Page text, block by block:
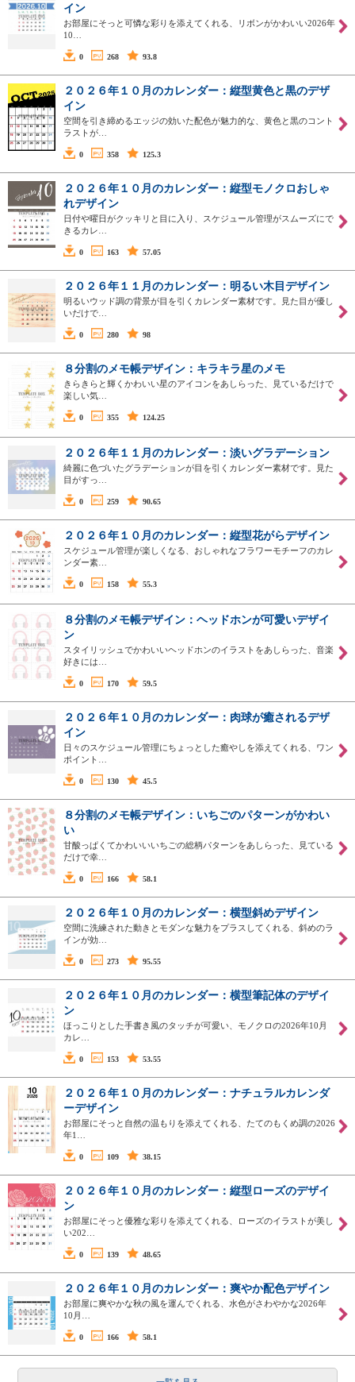
イン
お部屋にそっと可憐な彩りを添えてくれる、リボンがかわいい2026年
10…
0 268 93.8
２０２６年１０月のカレンダー：縦型黄色と黒のデザ
イン
空間を引き締めるエッジの効いた配色が魅力的な、黄色と黒のコント
ラストが…
0 358 125.3
２０２６年１０月のカレンダー：縦型モノクロおしゃ
れデザイン
日付や曜日がクッキリと目に入り、スケジュール管理がスムーズにで
きるカレ…
0 163 57.05
２０２６年１１月のカレンダー：明るい木目デザイン
明るいウッド調の背景が目を引くカレンダー素材です。見た目が優し
いだけで…
0 280 98
８分割のメモ帳デザイン：キラキラ星のメモ
きらきらと輝くかわいい星のアイコンをあしらった、見ているだけで
楽しい気…
0 355 124.25
２０２６年１１月のカレンダー：淡いグラデーション
綺麗に色づいたグラデーションが目を引くカレンダー素材です。見た
目がすっ…
0 259 90.65
２０２６年１０月のカレンダー：縦型花がらデザイン
スケジュール管理が楽しくなる、おしゃれなフラワーモチーフのカレ
ンダー素…
0 158 55.3
８分割のメモ帳デザイン：ヘッドホンが可愛いデザイ
ン
スタイリッシュでかわいいヘッドホンのイラストをあしらった、音楽
好きには…
0 170 59.5
２０２６年１０月のカレンダー：肉球が癒されるデザ
イン
日々のスケジュール管理にちょっとした癒やしを添えてくれる、ワン
ポイント…
0 130 45.5
８分割のメモ帳デザイン：いちごのパターンがかわい
い
甘酸っぱくてかわいいいちごの総柄パターンをあしらった、見ている
だけで幸…
0 166 58.1
２０２６年１０月のカレンダー：横型斜めデザイン
空間に洗練された動きとモダンな魅力をプラスしてくれる、斜めのラ
インが効…
0 273 95.55
２０２６年１０月のカレンダー：横型筆記体のデザイ
ン
ほっこりとした手書き風のタッチが可愛い、モノクロの2026年10月
カレ…
0 153 53.55
２０２６年１０月のカレンダー：ナチュラルカレンダ
ーデザイン
お部屋にそっと自然の温もりを添えてくれる、たてのもくめ調の2026
年1…
0 109 38.15
２０２６年１０月のカレンダー：縦型ローズのデザイ
ン
お部屋にそっと優雅な彩りを添えてくれる、ローズのイラストが美し
い202…
0 139 48.65
２０２６年１０月のカレンダー：爽やか配色デザイン
お部屋に爽やかな秋の風を運んでくれる、水色がさわやかな2026年
10月…
0 166 58.1